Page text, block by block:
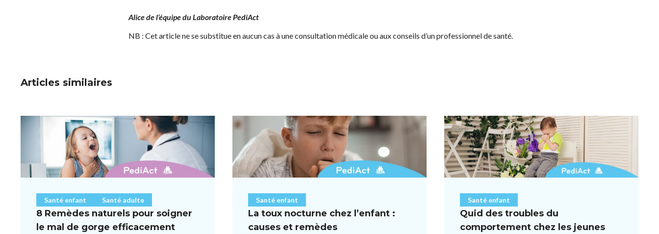
Alice de l’équipe du Laboratoire PediAct
NB : Cet article ne se substitue en aucun cas à une consultation médicale ou aux conseils d’un professionnel de santé.
Articles similaires
Santé enfant Santé adulte
8 Remèdes naturels pour soigner
le mal de gorge efficacement
Santé enfant
La toux nocturne chez l’enfant :
causes et remèdes
Santé enfant
Quid des troubles du
comportement chez les jeunes